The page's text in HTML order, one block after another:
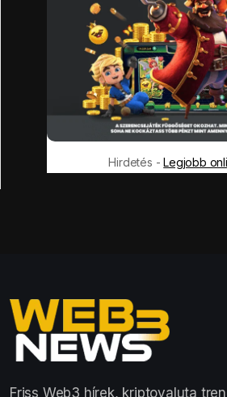
Hirdetés -Legjobb
Friss Web3 hírek, kriptovaluta